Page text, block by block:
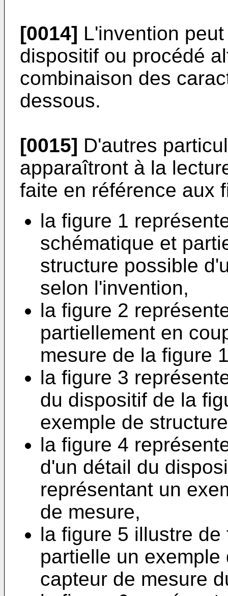
[0014] L'invention
dispositif ou procédé
combinaison des
dessous.
[0015] D'autres
apparaîtront à la
faite en référence aux
la figure 1
schématique et
structure possible
selon l'invention,
la figure 2
partiellement en
mesure de la figure
la figure 3
du dispositif de la
exemple de
la figure 4
d'un détail du
représentant un
de mesure,
la figure 5 illustre
partielle un
capteur de mesure